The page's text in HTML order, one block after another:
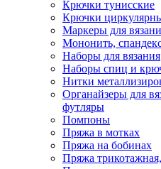
Крючки тунисские
Крючки
Маркеры для
Мононить,
Наборы для вязания
Наборы спиц и
Нитки
Органайзеры для
футляры
Помпоны
Пряжа в мотках
Пряжа на бобинах
Пряжа